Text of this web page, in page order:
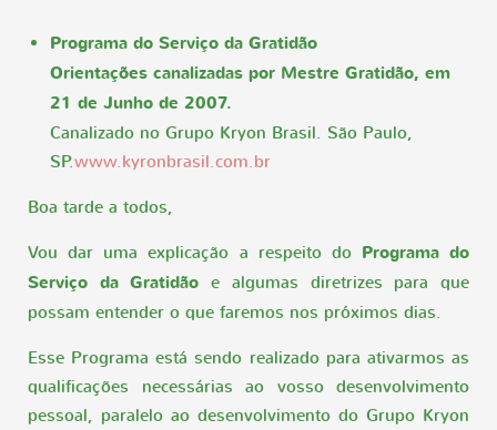
Programa do Serviço da Gratidão
Orientações canalizadas por Mestre Gratidão, em
21 de Junho de 2007.
Canalizado no Grupo Kryon Brasil. São Paulo,
SP.www.kyronbrasil.com.br
Boa tarde a todos,
Vou dar uma explicação a respeito do Programa do
Serviço da Gratidão e algumas diretrizes para que
possam entender o que faremos nos próximos dias.
Esse Programa está sendo realizado para ativarmos as
qualificações necessárias ao vosso desenvolvimento
pessoal, paralelo ao desenvolvimento do Grupo Kryon